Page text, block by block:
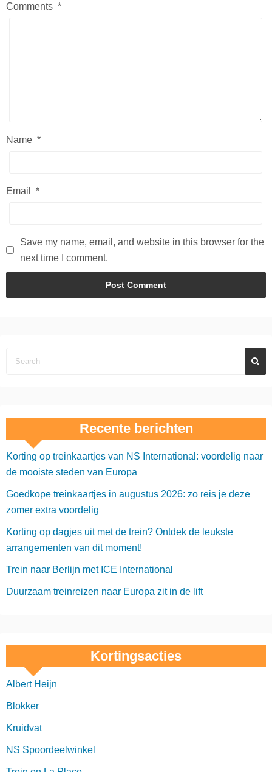
Comments *
Name *
Email *
Save my name, email, and website in this browser for the
next time I comment.
Recente berichten
Korting op treinkaartjes van NS International: voordelig naar
de mooiste steden van Europa
Goedkope treinkaartjes in augustus 2026: zo reis je deze
zomer extra voordelig
Korting op dagjes uit met de trein? Ontdek de leukste
arrangementen van dit moment!
Trein naar Berlijn met ICE International
Duurzaam treinreizen naar Europa zit in de lift
Kortingsacties
Albert Heijn
Blokker
Kruidvat
NS Spoordeelwinkel